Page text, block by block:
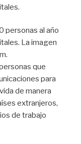
personas al año
La imagen
que
para
de manera
extranjeros,
de trabajo